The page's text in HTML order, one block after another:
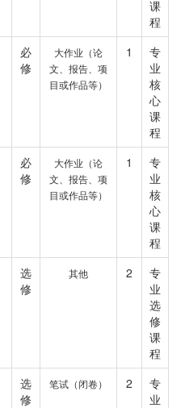
课
程
必
修
大作业（论
文、报告、项
目或作品等）
1
专
业
核
心
课
程
必
修
大作业（论
文、报告、项
目或作品等）
1
专
业
核
心
课
程
选
修
其他 2
专
业
选
修
课
程
选
修
笔试（闭卷） 2
专
业